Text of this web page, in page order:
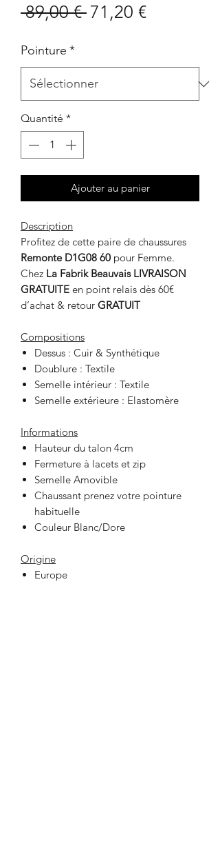
89,00 € Prix
71,20 €Prix
Pointure *
Quantité *
Ajouter au panier
Description
Profitez de cette paire de chaussures
Remonte D1G08 60 pour Femme.
Chez La Fabrik Beauvais LIVRAISON
GRATUITE en point relais dès 60€
d’achat & retour GRATUIT
Compositions
Dessus : Cuir & Synthétique
Doublure : Textile
Semelle intérieur : Textile
Semelle extérieure : Elastomère
Informations
Hauteur du talon 4cm
Fermeture à lacets et zip
Semelle Amovible
Chaussant prenez votre pointure
habituelle
Couleur Blanc/Dore
Origine
Europe